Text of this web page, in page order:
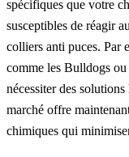
spécifiques que votre
susceptibles de réagir
colliers anti puces. Par
comme les Bulldogs
nécessiter des
marché offre
chimiques qui